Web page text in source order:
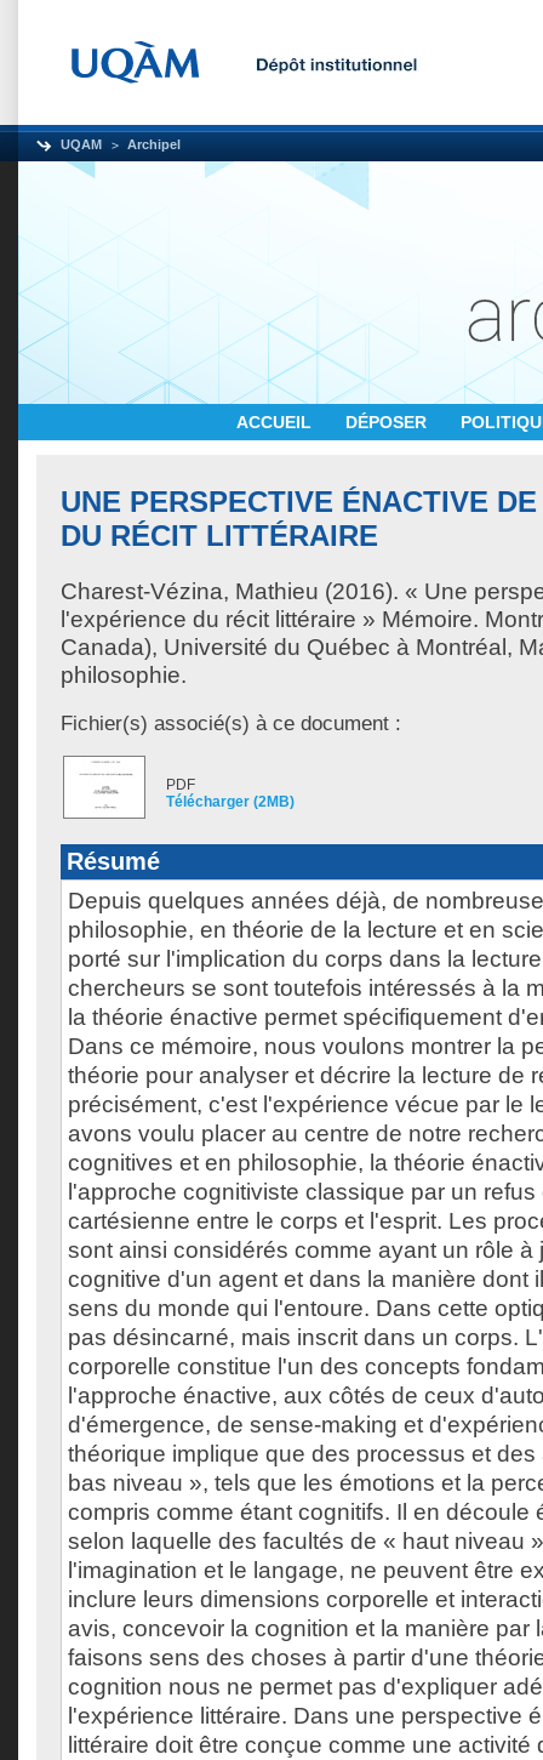
UQAM Archipel
ACCUEIL DÉPOSER
UNE PERSPECTIVE ÉNACTIVE
DU RÉCIT LITTÉRAIRE
Charest-Vézina, Mathieu (2016). « Une
l'expérience du récit littéraire » Mémoire.
Canada), Université du Québec à Montréal,
philosophie.
Fichier(s) associé(s) à ce document :
PDF
Télécharger (2MB)
Résumé
Depuis quelques années déjà, de
philosophie, en théorie de la lecture et en
porté sur l'implication du corps dans la
chercheurs se sont toutefois intéressés à la
la théorie énactive permet spécifiquement
Dans ce mémoire, nous voulons montrer la
théorie pour analyser et décrire la lecture de
précisément, c'est l'expérience vécue par le
avons voulu placer au centre de notre
cognitives et en philosophie, la théorie
l'approche cognitiviste classique par un
cartésienne entre le corps et l'esprit. Les
sont ainsi considérés comme ayant un rôle à
cognitive d'un agent et dans la manière dont
sens du monde qui l'entoure. Dans cette
pas désincarné, mais inscrit dans un corps.
corporelle constitue l'un des concepts
l'approche énactive, aux côtés de ceux
d'émergence, de sense-making et
théorique implique que des processus et des
bas niveau », tels que les émotions et la
compris comme étant cognitifs. Il en découle
selon laquelle des facultés de « haut niveau
l'imagination et le langage, ne peuvent être
inclure leurs dimensions corporelle et
avis, concevoir la cognition et la manière par
faisons sens des choses à partir d'une
cognition nous ne permet pas d'expliquer
l'expérience littéraire. Dans une perspective
littéraire doit être conçue comme une activité